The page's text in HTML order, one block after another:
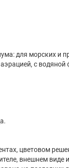
для морских и
с водяной
цветовом
внешнем виде